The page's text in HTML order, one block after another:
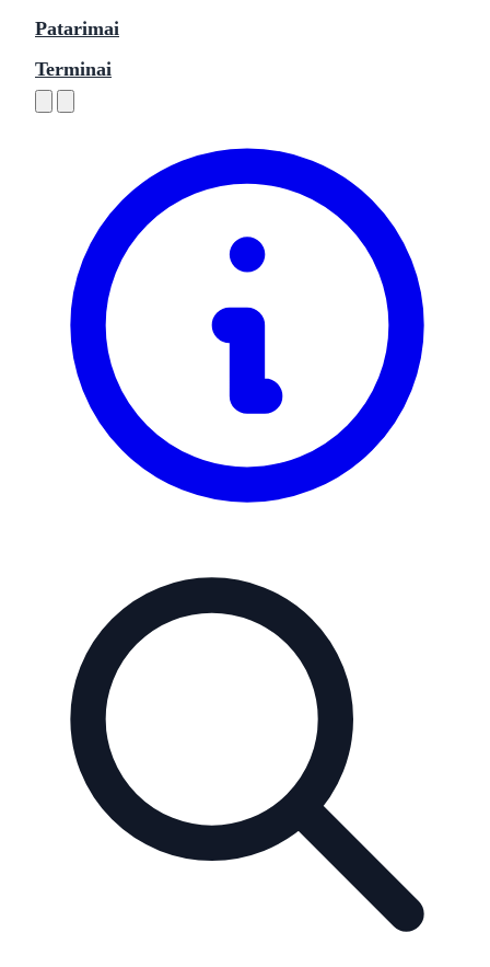
Patarimai
Terminai